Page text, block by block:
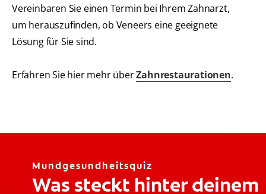
Vereinbaren Sie einen Termin bei Ihrem Zahnarzt,
um herauszufinden, ob Veneers eine geeignete
Lösung für Sie sind.
Erfahren Sie hier mehr überZahnrestaurationen.
Mundgesundheitsquiz
Was steckt hinter deinem